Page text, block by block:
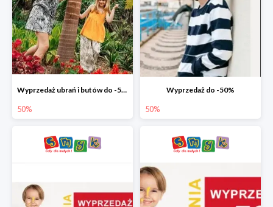
Wyprzedaż ubrań i butów do -50%
50%
Wyprzedaż do -50%
50%